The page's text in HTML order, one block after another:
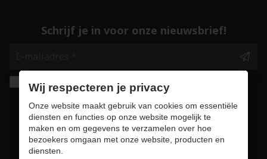
Schrijf je in voor onze nieuwsbrief!
Ik geef de toestemming om mijn gegevens te
bewaren en verwerken zoals aangegeven in
onzeprivacy statement. *
Wij respecteren je privacy
Onze website maakt gebruik van cookies om essentiële
diensten en functies op onze website mogelijk te
maken en om gegevens te verzamelen over hoe
bezoekers omgaan met onze website, producten en
diensten.